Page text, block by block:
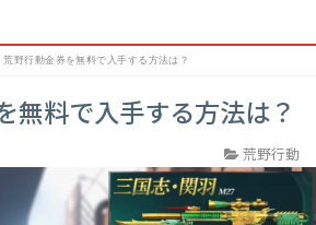
荒野行動金券を無料で入手する方法は？
無料で入手する方法は？
荒野行動